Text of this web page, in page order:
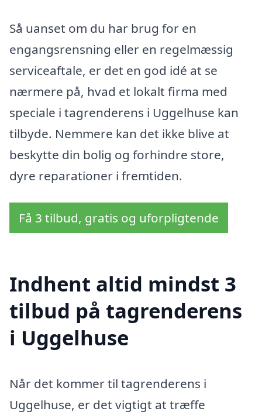
Så uanset om du har brug for en
engangsrensning eller en regelmæssig
serviceaftale, er det en god idé at se
nærmere på, hvad et lokalt firma med
speciale i tagrenderens i Uggelhuse kan
tilbyde. Nemmere kan det ikke blive at
beskytte din bolig og forhindre store,
dyre reparationer i fremtiden.
Få 3 tilbud, gratis og uforpligtende
Indhent altid mindst 3
tilbud på tagrenderens
i Uggelhuse
Når det kommer til tagrenderens i
Uggelhuse, er det vigtigt at træffe